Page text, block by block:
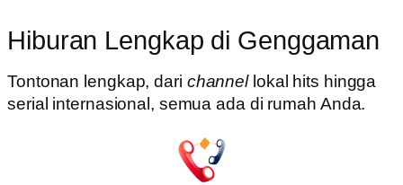
Hiburan Lengkap di Genggaman
Tontonan lengkap, dari channellokal hits hingga
serial internasional, semua ada di rumah Anda.